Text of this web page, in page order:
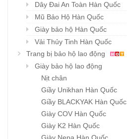
Dây Đai An Toàn Hàn Quốc
Mũ Bảo Hộ Hàn Quốc
Giày bảo hộ Hàn Quốc
Vải Thủy Tinh Hàn Quốc
Trang bị bảo hộ lao động
Giày bảo hộ lao động
Nịt chân
Giầy Unikhan Hàn Quốc
Giầy BLACKYAK Hàn Quốc
Giày COV Hàn Quốc
Giày K2 Hàn Quốc